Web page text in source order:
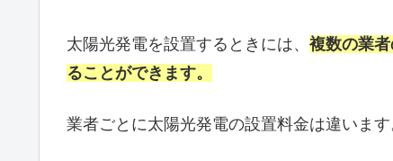
太陽光発電を設置するときには、 複数の業
ることができます。
業者ごとに太陽光発電の設置料金は違います